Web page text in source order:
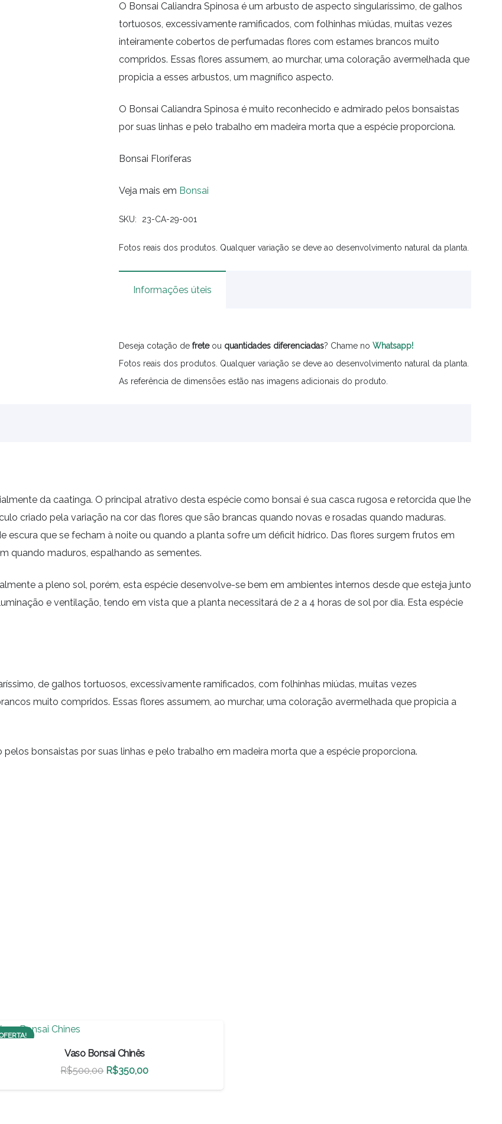
O Bonsai Caliandra Spinosa é um arbusto de aspecto singularíssimo, de galhos
tortuosos, excessivamente ramificados, com folhinhas miúdas, muitas vezes
inteiramente cobertos de perfumadas flores com estames brancos muito
compridos. Essas flores assumem, ao murchar, uma coloração avermelhada que
propicia a esses arbustos, um magnífico aspecto.
O Bonsai Caliandra Spinosa é muito reconhecido e admirado pelos bonsaistas
por suas linhas e pelo trabalho em madeira morta que a espécie proporciona.
Bonsai Floríferas
Veja mais em Bonsai
SKU: 23-CA-29-001
Fotos reais dos produtos. Qualquer variação se deve ao desenvolvimento natural da planta.
Informações úteis
Deseja cotação de freteou quantidades diferenciadas? Chame no Whatsapp!
Fotos reais dos produtos. Qualquer variação se deve ao desenvolvimento natural da planta.
As referência de dimensões estão nas imagens adicionais do produto.
da caatinga. O principal atrativo desta espécie como bonsai é sua casca rugosa e retorcida que lhe
criado pela variação na cor das flores que são brancas quando novas e rosadas quando maduras.
que se fecham à noite ou quando a planta sofre um déficit hídrico. Das flores surgem frutos em
quando maduros, espalhando as sementes.
a pleno sol, porém, esta espécie desenvolve-se bem em ambientes internos desde que esteja junto
e ventilação, tendo em vista que a planta necessitará de 2 a 4 horas de sol por dia. Esta espécie
de galhos tortuosos, excessivamente ramificados, com folhinhas miúdas, muitas vezes
muito compridos. Essas flores assumem, ao murchar, uma coloração avermelhada que propicia a
bonsaistas por suas linhas e pelo trabalho em madeira morta que a espécie proporciona.
Vaso Bonsai Chinês
R$500,00 O
preço
R$350,00O
preço